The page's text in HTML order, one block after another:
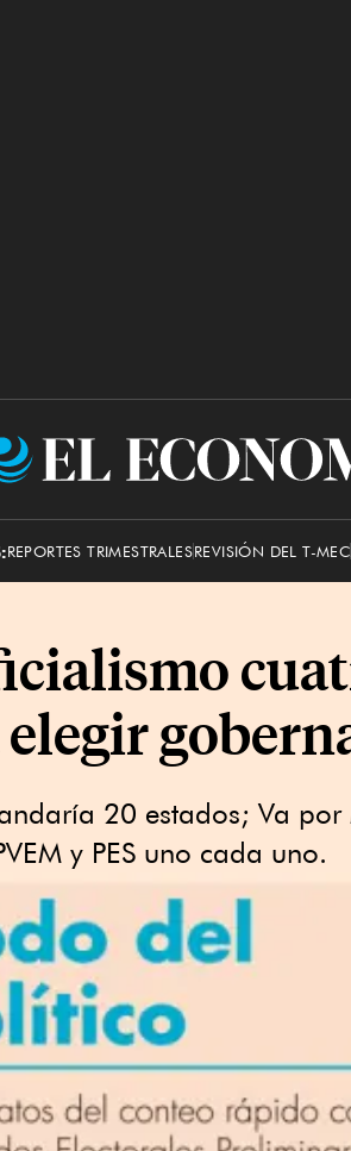
El
REPORTES TRIMESTRALESREVISIÓN DEL T-MEC
20 estados; Va por
y PES uno cada uno.